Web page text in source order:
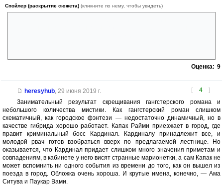
Спойлер (раскрытие сюжета) (кликните по нему, чтобы увидеть)
Оценка: 9
[ 4 ]
heresyhub, 29 июня 2019 г.
Занимательный результат скрещивания гангстерского романа и
небольшого количества мистики. Как гангстерский роман слишком
схематичный, как городское фэнтези — недостаточно динамичный, но в
качестве гибрида хорошо работает. Капак Райми приезжает в город, где
правит криминальный босс Кардинал. Кардиналу принадлежит все, и
молодой рвач готов взобраться вверх по предлагаемой лестнице. Но
оказывается, что Кардинал придает слишком много значения приметам и
совпадениям, в кабинете у него висят странные марионетки, а сам Капак не
может вспомнить ни одного события из времени до того, как он вышел из
поезда в город. Обложка очень хороша. И крутые имена, конечно, — Ама
Ситува и Паукар Вами.